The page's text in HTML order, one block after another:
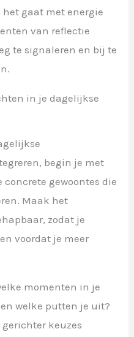
het gaat met energie
van reflectie
te signaleren en bij te
in je dagelijkse
begin je met
concrete gewoontes die
Maak het
zodat je
voordat je meer
momenten in je
welke putten je uit?
keuzes